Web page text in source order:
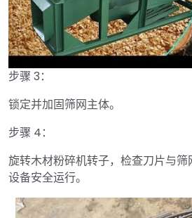
步骤 3：
锁定并加固筛网主体。
步骤 4：
旋转木材粉碎机转子，检查刀片与
设备安全运行。